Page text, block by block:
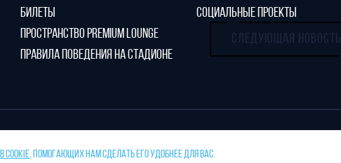
СЛЕДУЮЩАЯ НОВОСТЬ
БИЛЕТЫ
ПРОСТРАНСТВО PREMIUM LOUNGE
ПРАВИЛА ПОВЕДЕНИЯ НА СТАДИОНЕ
СОЦИАЛЬНЫЕ ПРОЕКТЫ
, ПОМОГАЮЩИХ НАМ СДЕЛАТЬ ЕГО УДОБНЕЕ ДЛЯ ВАС.